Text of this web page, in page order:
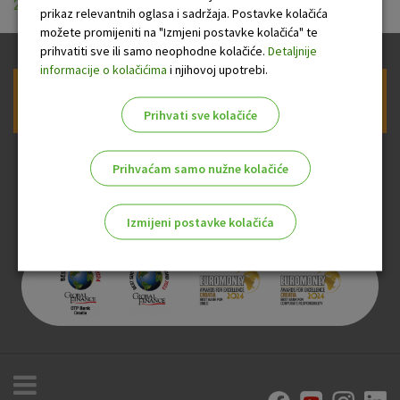
20250101.pdf
Prijava na newsletter OTP banke
prikaz relevantnih oglasa i sadržaja. Postavke kolačića
možete promijeniti na "Izmjeni postavke kolačića" te
prihvatiti sve ili samo neophodne kolačiće. Detaljnije
informacije o kolačićima i njihovoj upotrebi.
Prihvati sve kolačiće
Prihvaćam samo nužne kolačiće
Izmijeni postavke kolačića